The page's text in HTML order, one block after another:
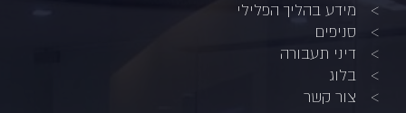
מידע בהליך הפלילי
סניפים
דיני תעבורה
בלוג
צור קשר